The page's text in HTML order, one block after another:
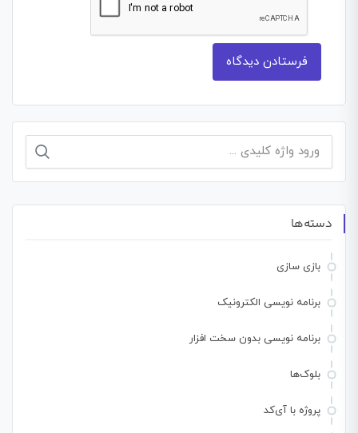
جستجو
برای:
دسته‌ها
بازی سازی
برنامه نویسی الکترونیک
برنامه نویسی بدون سخت افزار
بلوک‌ها
پروژه با آی‌کد